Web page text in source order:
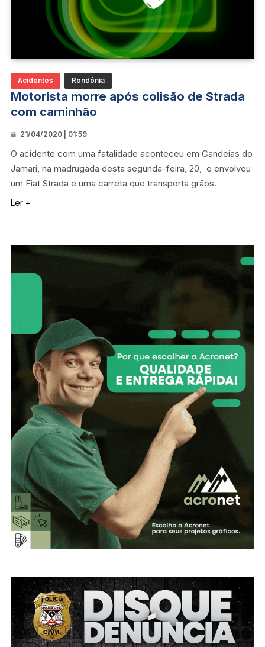
Acidentes Rondônia
Motorista morre após colisão de Strada
com caminhão
21/04/2020 | 01:59
O acidente com uma fatalidade aconteceu em Candeias do
Jamari, na madrugada desta segunda-feira, 20, e envolveu
um Fiat Strada e uma carreta que transporta grãos.
Ler +